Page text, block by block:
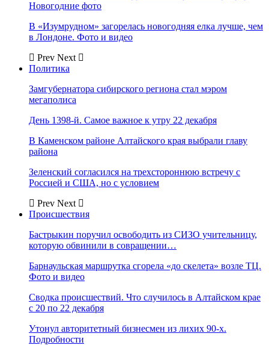
Новогодние фото
В «Изумрудном» загорелась новогодняя елка лучше, чем
в Лондоне. Фото и видео
Prev Next
Политика
Замгубернатора сибирского региона стал мэром
мегаполиса
День 1398-й. Самое важное к утру 22 декабря
В Каменском районе Алтайского края выбрали главу
района
Зеленский согласился на трехстороннюю встречу с
Россией и США, но с условием
Prev Next
Происшествия
Бастрыкин поручил освободить из СИЗО учительницу,
которую обвинили в совращении…
Барнаульская маршрутка сгорела «до скелета» возле ТЦ.
Фото и видео
Сводка происшествий. Что случилось в Алтайском крае
с 20 по 22 декабря
Утонул авторитетный бизнесмен из лихих 90-х.
Подробности